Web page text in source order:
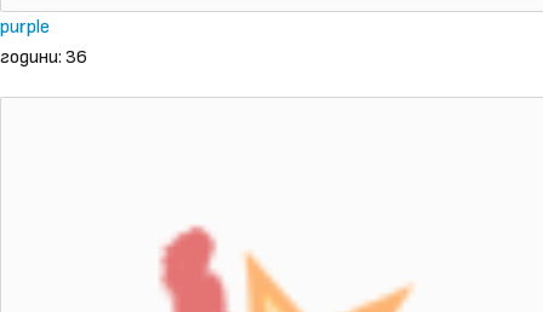
purple
години: 36